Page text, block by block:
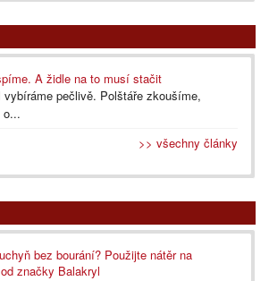
A židle na to musí stačit
vybíráme pečlivě. Polštáře zkoušíme,
o...
>> všechny články
bez bourání? Použijte nátěr na
značky Balakryl